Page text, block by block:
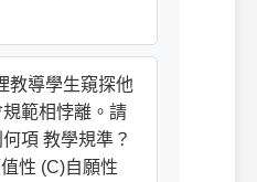
教導學生窺探他
範相悖離。請
項 教學規準？
性 (C)自願性